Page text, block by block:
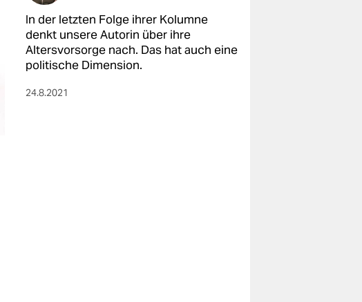
In der letzten Folge ihrer Kolumne
denkt unsere Autorin über ihre
Altersvorsorge nach. Das hat auch eine
politische Dimension.
24.8.2021